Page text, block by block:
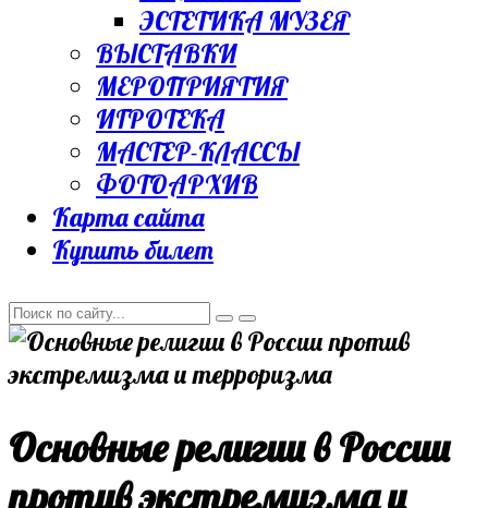
ЭСТЕТИКА МУЗЕЯ
ВЫСТАВКИ
МЕРОПРИЯТИЯ
ИГРОТЕКА
МАСТЕР-КЛАССЫ
ФОТОАРХИВ
Карта сайта
Купить билет
Основные религии в России
против экстремизма и